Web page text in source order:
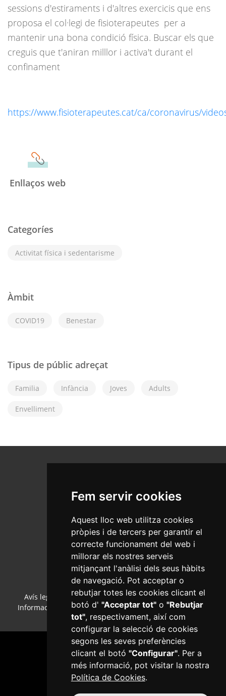
Fem servir cookies
Aquest lloc web utilitza cookies
pròpies i de tercers per garantir el
correcte funcionament del web i
millorar els nostres serveis
mitjançant l'anàlisi dels seus hàbits
de navegació. Pot acceptar o
rebutjar totes les cookies clicant el
botó d' "Acceptar tot"o "Rebutjar
tot", respectivament, així com
configurar la selecció de cookies
segons les seves preferències
clicant el botó "Configurar". Per a
més informació, pot visitar la nostra
Política de Cookies.
sessions d'estiraments i d'altres exercicis que ens
proposa el col·legi de fisioterapeutes per a
mantenir una bona condició física. Buscar els que
creguis que t'aniran milllor i activa't durant el
confinament
https://www.fisioterapeutes.cat/ca/coronavirus/
Enllaços web
Categoríes
Activitat física i sedentarisme
Àmbit
COVID19 Benestar
Tipus de públic adreçat
Familia Infància Joves Adults
Envelliment
Salut Pública
C/Ample, 13 - Tel. 977 010 040
www.reus.cat
salutpublica@reus.cat
Avís legal Política de cookies ·Política de privacitat ·
Informació bàsica RGPD
·Accessibilitat· Col·laboradors
Mapa web·Configurar cookies